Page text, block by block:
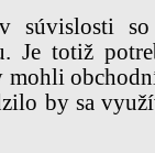
súvislosti so
Je totiž
by sa